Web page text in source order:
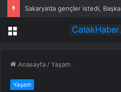
Sakarya’da gençler istedi,
Menü
Anasayfa /Yaşam
Yaşam